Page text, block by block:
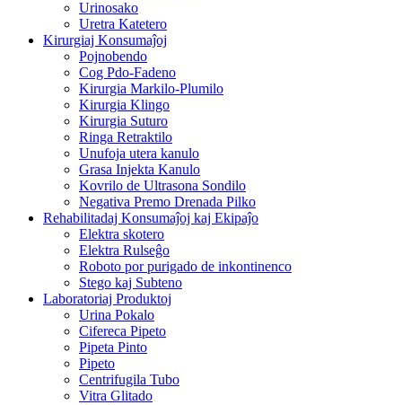
Urinosako
Uretra Katetero
Kirurgiaj Konsumaĵoj
Pojnobendo
Cog Pdo-Fadeno
Kirurgia Markilo-Plumilo
Kirurgia Klingo
Kirurgia Suturo
Ringa Retraktilo
Unufoja utera kanulo
Grasa Injekta Kanulo
Kovrilo de Ultrasona Sondilo
Negativa Premo Drenada Pilko
Rehabilitadaj Konsumaĵoj kaj Ekipaĵo
Elektra skotero
Elektra Rulseĝo
Roboto por purigado de inkontinenco
Stego kaj Subteno
Laboratoriaj Produktoj
Urina Pokalo
Cifereca Pipeto
Pipeta Pinto
Pipeto
Centrifugila Tubo
Vitra Glitado